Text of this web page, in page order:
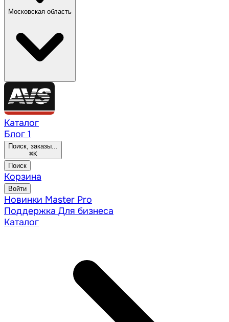
Московская область
Каталог
Блог 1
Поиск, заказы...
⌘K
Поиск
Корзина
Войти
Новинки Master Pro
Поддержка Для бизнеса
Каталог